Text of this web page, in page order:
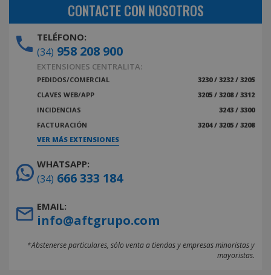
CONTACTE CON NOSOTROS
TELÉFONO:
(34) 958 208 900
EXTENSIONES CENTRALITA:
PEDIDOS/COMERCIAL
3230 / 3232 / 3205
CLAVES WEB/APP
3205 / 3208 / 3312
INCIDENCIAS
3243 / 3300
FACTURACIÓN
3204 / 3205 / 3208
VER MÁS EXTENSIONES
WHATSAPP:
(34) 666 333 184
EMAIL:
info@aftgrupo.com
*Abstenerse particulares, sólo venta a tiendas y empresas minoristas y
mayoristas.